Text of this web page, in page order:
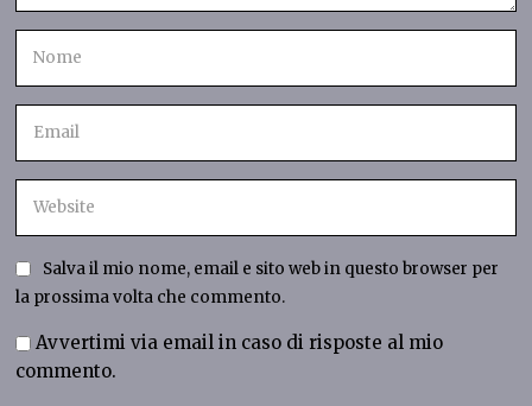
Salva il mio nome, email e sito web in questo browser per
la prossima volta che commento.
Avvertimi via email in caso di risposte al mio
commento.